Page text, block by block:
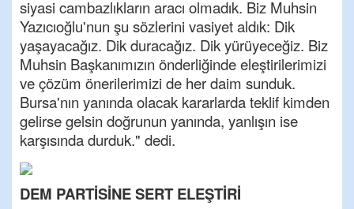
siyasi cambazlıkların aracı olmadık. Biz Muhsin
Yazıcıoğlu'nun şu sözlerini vasiyet aldık: Dik
yaşayacağız. Dik duracağız. Dik yürüyeceğiz. Biz
Muhsin Başkanımızın önderliğinde eleştirilerimizi
ve çözüm önerilerimizi de her daim sunduk.
Bursa'nın yanında olacak kararlarda teklif kimden
gelirse gelsin doğrunun yanında, yanlışın ise
karşısında durduk." dedi.
DEM PARTİSİNE SERT ELEŞTİRİ